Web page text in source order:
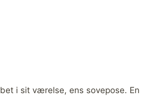
i sit værelse, ens sovepose. En